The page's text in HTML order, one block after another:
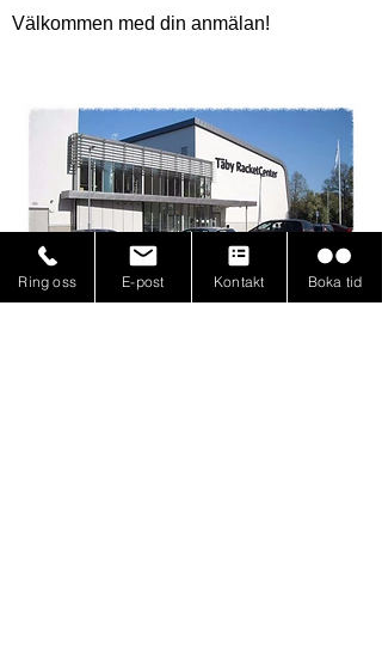
Välkommen med din anmälan!
Läs fler nyheter
Ring oss E-post Kontakt Boka tid